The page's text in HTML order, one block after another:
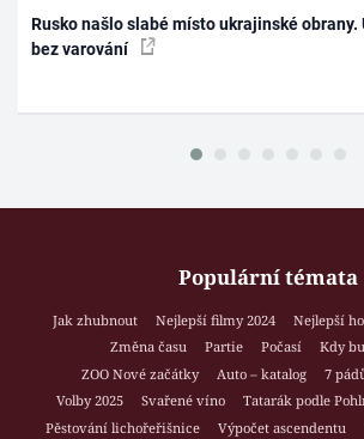
Rusko našlo slabé místo ukrajinské
bez varování
Populární témata
Jak zhubnout Nejlepší filmy 2024 Nejlepší
Změna času
Partie Počasí
Kdy
ZOO Nové začátky
Auto – katalog
7
Volby 2025
Svařené víno Tatarák podle
Pěstování lichořeřišnice
Výpočet ascendentu